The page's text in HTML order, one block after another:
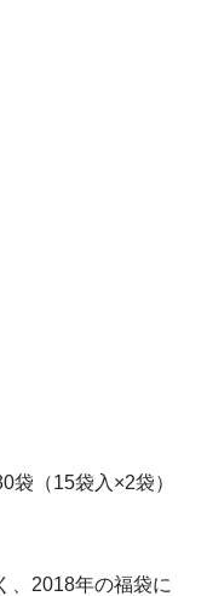
袋（15袋入×2袋）
、2018年の福袋に